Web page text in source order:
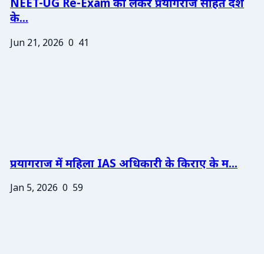
NEET-UG Re-Exam को लेकर प्रयागराज सहित देश
के...
Jun 21, 2026 0 41
प्रयागराज में महिला IAS अधिकारी के किराए के म...
Jan 5, 2026 0 59